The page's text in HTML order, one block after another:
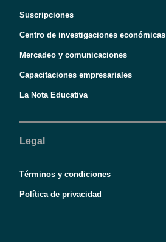
Suscripciones
Centro de investigaciones económicas
Mercadeo y comunicaciones
Capacitaciones empresariales
La Nota Educativa
Legal
Términos y condiciones
Política de privacidad